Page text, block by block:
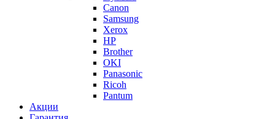
Canon
Samsung
Xerox
HP
Brother
OKI
Panasonic
Ricoh
Pantum
Акции